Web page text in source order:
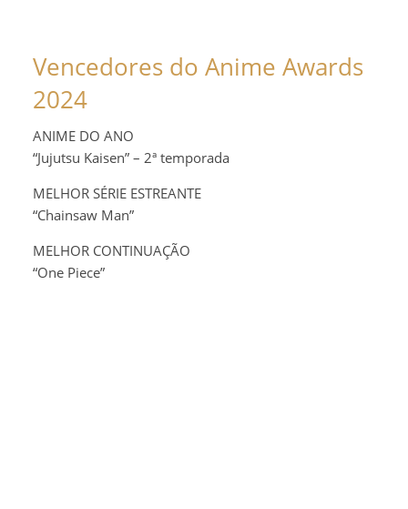
Vencedores do Anime Awards
2024
ANIME DO ANO
“Jujutsu Kaisen” – 2ª temporada
MELHOR SÉRIE ESTREANTE
“Chainsaw Man”
MELHOR CONTINUAÇÃO
“One Piece”